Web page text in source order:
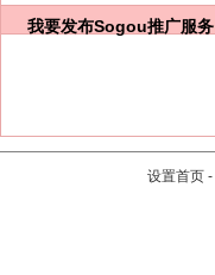
我要发布Sogou推广服务
设置首页 -